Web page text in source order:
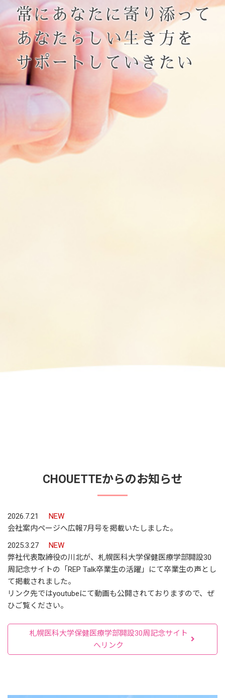
CHOUETTEからのお知らせ
2026.7.21
NEW
会社案内ページへ広報7月号を掲載いたしました。
2025.3.27
NEW
弊社代表取締役の川北が、札幌医科大学保健医療学部開設30
周記念サイトの「REP Talk卒業生の活躍」にて卒業生の声とし
て掲載されました。
リンク先ではyoutubeにて動画も公開されておりますので、ぜ
ひご覧ください。
札幌医科大学保健医療学部開設30周記念サイト
へリンク